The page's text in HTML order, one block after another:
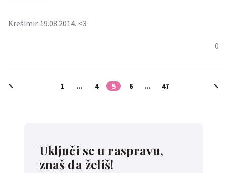
0
Krešimir 19.08.2014. <3
1 ... 4 5 6 ... 47
Uključi se u raspravu,
znaš da želiš!